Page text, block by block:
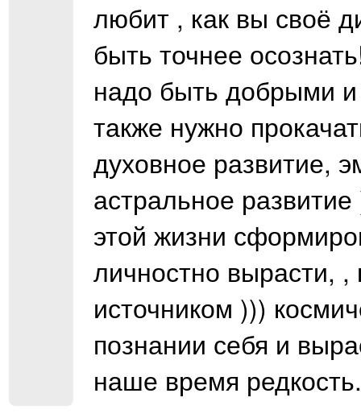
любит , как вы своё
быть точнее
надо быть добрыми и
также нужно
духовное развитие,
астральное
этой жизни
личностно вырасти,
источником )))
познании себя и
наше время